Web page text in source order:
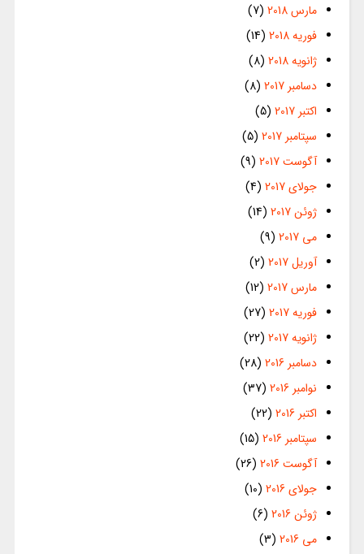
مارس 2018
(7)
فوریه 2018
(14)
ژانویه 2018
(8)
دسامبر 2017
(8)
اکتبر 2017
(5)
سپتامبر 2017
(5)
آگوست 2017
(9)
جولای 2017
(4)
ژوئن 2017
(14)
می 2017
(9)
آوریل 2017
(2)
مارس 2017
(12)
فوریه 2017
(27)
ژانویه 2017
(22)
دسامبر 2016
(28)
نوامبر 2016
(37)
اکتبر 2016
(22)
سپتامبر 2016
(15)
آگوست 2016
(26)
جولای 2016
(10)
ژوئن 2016
(6)
می 2016
(3)